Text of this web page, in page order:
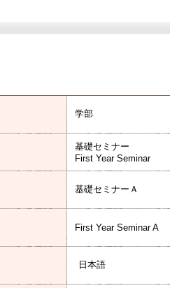
学部
基礎セミナー
First Year Seminar
基礎セミナーＡ
First Year Seminar A
日本語